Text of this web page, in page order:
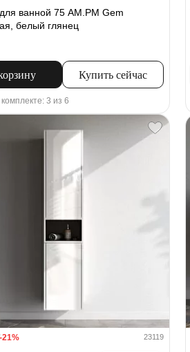
ванной 75 AM.PM Gem
белый глянец
Купить сейчас
3 из 6
-21% 23119